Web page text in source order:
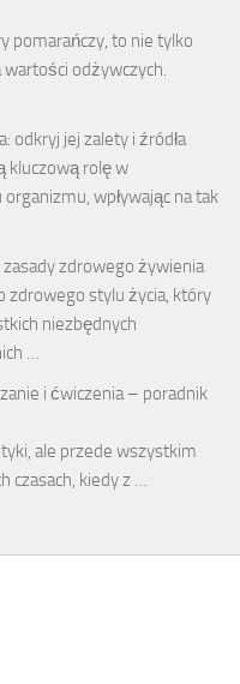
pomarańczy, to nie tylko
wartości odżywczych.
odkryj jej zalety i źródła
kluczową rolę w
wpływając na tak
zdrowego żywienia
zdrowego stylu życia, który
niezbędnych
…
i ćwiczenia – poradnik
ale przede wszystkim
czasach, kiedy z …